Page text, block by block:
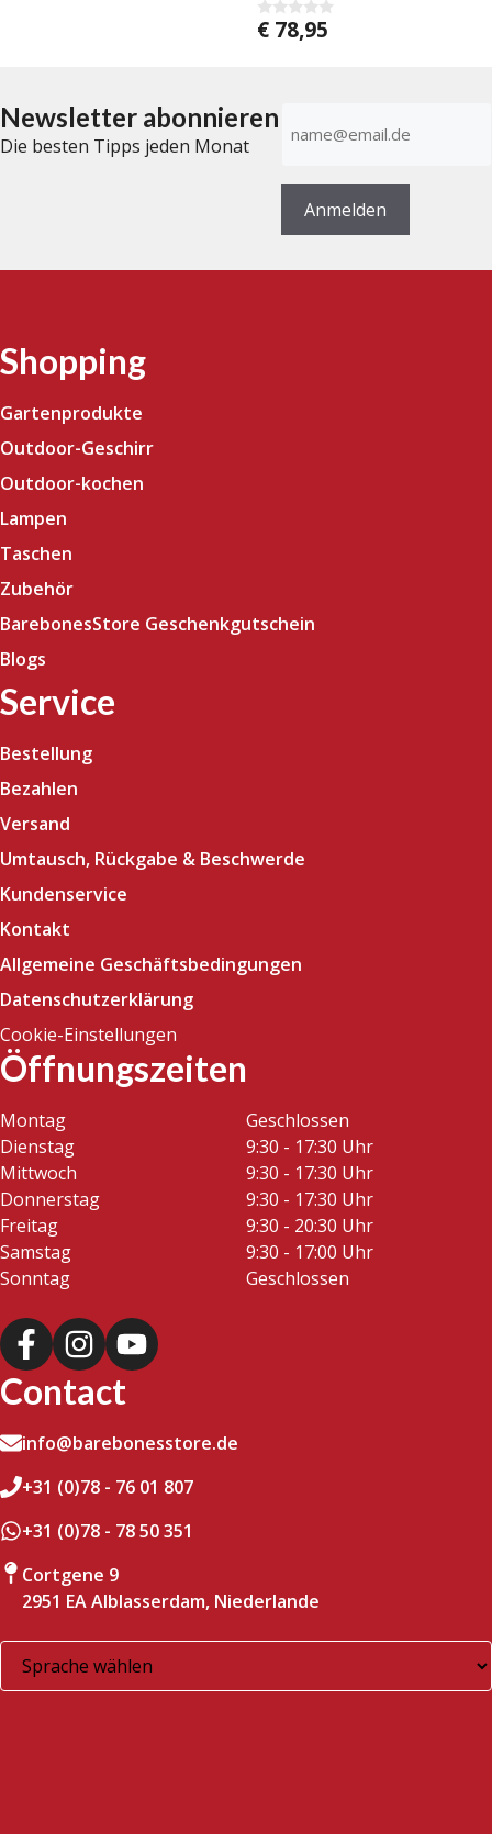
0
v
€ 78,95
Newsletter abonnieren
Die besten Tipps jeden Monat
Mail-
Anmelden
Shopping
Gartenprodukte
Outdoor-Geschirr
Outdoor-kochen
Lampen
Taschen
Zubehör
BarebonesStore Geschenkgutschein
Blogs
Service
Bestellung
Bezahlen
Versand
Umtausch, Rückgabe & Beschwerde
Kundenservice
Kontakt
Allgemeine Geschäftsbedingungen
Datenschutzerklärung
Cookie-Einstellungen
Öffnungszeiten
Montag
Geschlossen
Dienstag
9:30 - 17:30 Uhr
Mittwoch
9:30 - 17:30 Uhr
Donnerstag
9:30 - 17:30 Uhr
Freitag
9:30 - 20:30 Uhr
Samstag
9:30 - 17:00 Uhr
Sonntag
Geschlossen
Contact
info@barebonesstore.de
+31 (0)78 - 76 01 807
+31 (0)78 - 78 50 351
Cortgene 9
2951 EA Alblasserdam, Niederlande